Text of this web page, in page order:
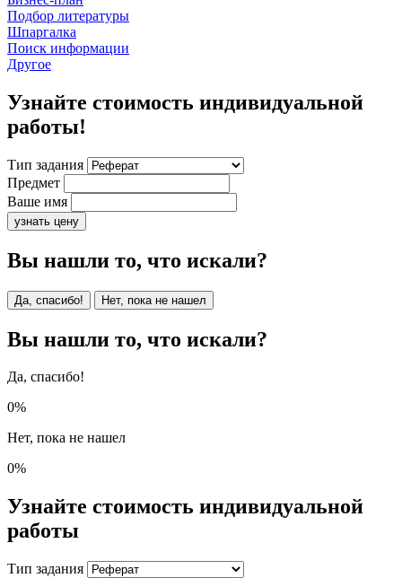
Подбор литературы
Шпаргалка
Поиск информации
Другое
Узнайте стоимость индивидуальной
работы!
Тип задания
Предмет
Ваше имя
узнать цену
Вы нашли то, что искали?
Да, спасибо! Нет, пока не нашел
Вы нашли то, что искали?
Да, спасибо!
0%
Нет, пока не нашел
0%
Узнайте стоимость индивидуальной
работы
Тип задания